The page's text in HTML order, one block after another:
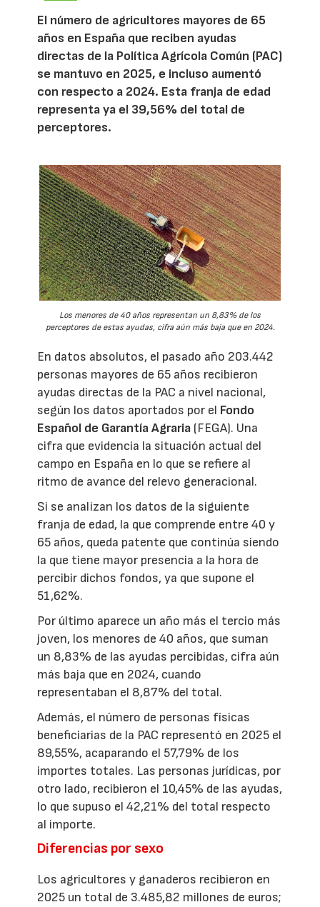
El número de agricultores mayores de 65
años en España que reciben ayudas
directas de la Política Agrícola Común (PAC)
se mantuvo en 2025, e incluso aumentó
con respecto a 2024. Esta franja de edad
representa ya el 39,56% del total de
perceptores.
Los menores de 40 años representan un 8,83% de los
perceptores de estas ayudas, cifra aún más baja que en 2024.
En datos absolutos, el pasado año 203.442
personas mayores de 65 años recibieron
ayudas directas de la PAC a nivel nacional,
según los datos aportados por el Fondo
Español de Garantía Agraria (FEGA). Una
cifra que evidencia la situación actual del
campo en España en lo que se refiere al
ritmo de avance del relevo generacional.
Si se analizan los datos de la siguiente
franja de edad, la que comprende entre 40 y
65 años, queda patente que continúa siendo
la que tiene mayor presencia a la hora de
percibir dichos fondos, ya que supone el
51,62%.
Por último aparece un año más el tercio más
joven, los menores de 40 años, que suman
un 8,83% de las ayudas percibidas, cifra aún
más baja que en 2024, cuando
representaban el 8,87% del total.
Además, el número de personas físicas
beneficiarias de la PAC representó en 2025 el
89,55%, acaparando el 57,79% de los
importes totales. Las personas jurídicas, por
otro lado, recibieron el 10,45% de las ayudas,
lo que supuso el 42,21% del total respecto
al importe.
Diferencias por sexo
Los agricultores y ganaderos recibieron en
2025 un total de 3.485,82 millones de euros;